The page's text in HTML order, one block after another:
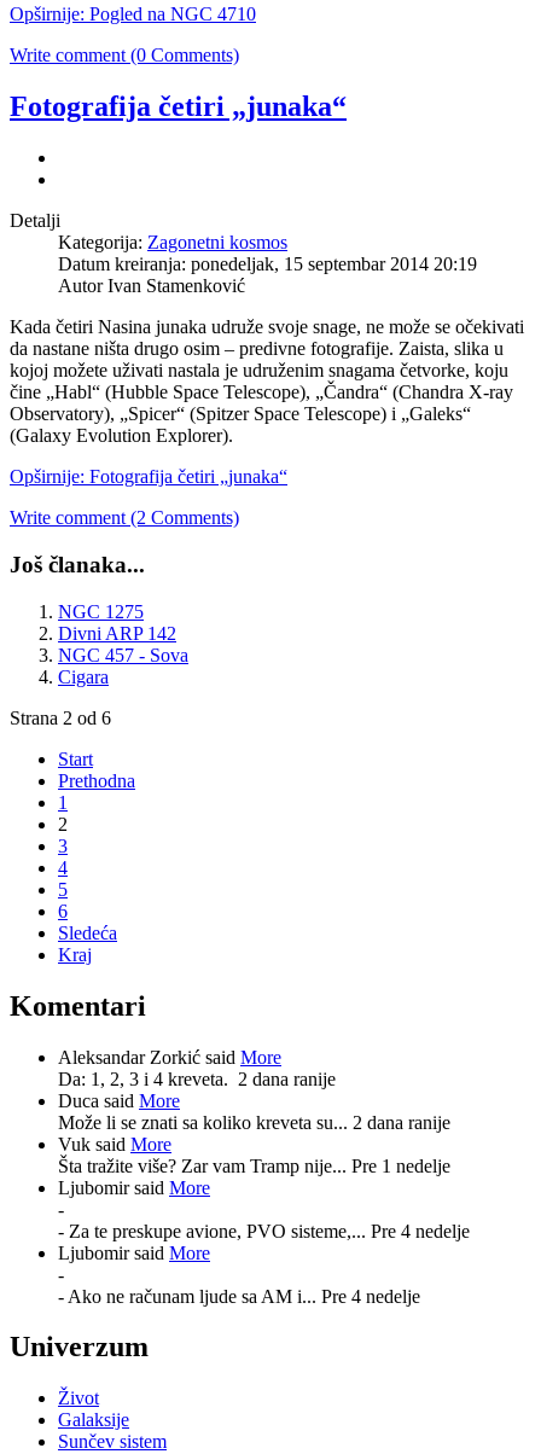
Opširnije: Pogled na NGC 4710
Write comment (0 Comments)
Fotografija četiri „junaka“
Detalji
Kategorija: Zagonetni kosmos
Datum kreiranja: ponedeljak, 15 septembar 2014 20:19
Autor Ivan Stamenković
Kada četiri Nasina junaka udruže svoje snage, ne može se očekivati
da nastane ništa drugo osim – predivne fotografije. Zaista, slika u
kojoj možete uživati nastala je udruženim snagama četvorke, koju
čine „Habl“ (Hubble Space Telescope), „Čandra“ (Chandra X-ray
Observatory), „Spicer“ (Spitzer Space Telescope) i „Galeks“
(Galaxy Evolution Explorer).
Opširnije: Fotografija četiri „junaka“
Write comment (2 Comments)
Još članaka...
NGC 1275
Divni ARP 142
NGC 457 - Sova
Cigara
Strana 2 od 6
Start
Prethodna
1
2
3
4
5
6
Sledeća
Kraj
Komentari
Aleksandar Zorkić said More
Da: 1, 2, 3 i 4 kreveta. 2 dana ranije
Duca said More
Može li se znati sa koliko kreveta su... 2 dana ranije
Vuk said More
Šta tražite više? Zar vam Tramp nije... Pre 1 nedelje
Ljubomir said More
-
- Za te preskupe avione, PVO sisteme,... Pre 4 nedelje
Ljubomir said More
-
- Ako ne računam ljude sa AM i... Pre 4 nedelje
Univerzum
Život
Galaksije
Sunčev sistem